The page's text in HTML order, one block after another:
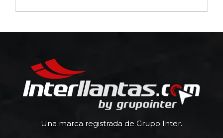
Una marca registrada de Grupo Inter.